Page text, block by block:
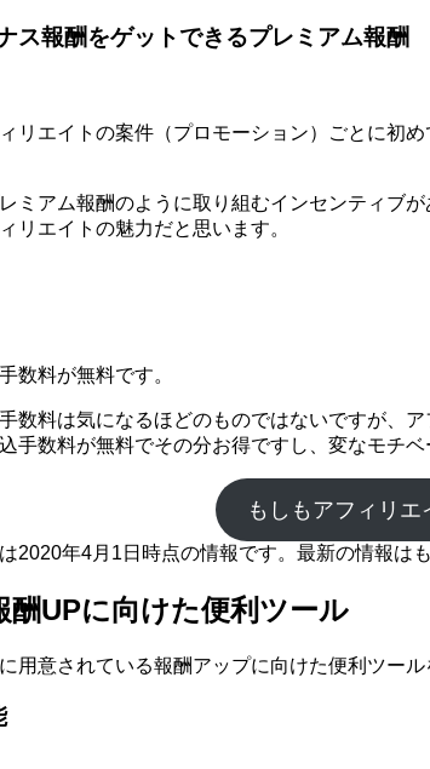
ス報酬をゲットできるプレミアム報酬
リエイトの案件（プロモーション）ごとに初
ミアム報酬のように取り組むインセンティブ
リエイトの魅力だと思います。
数料が無料です。
数料は気になるほどのものではないですが、
手数料が無料でその分お得ですし、変なモチ
もしもアフィリ
2020年4月1日時点の情報です。最新の情報は
UPに向けた便利ツール
用意されている報酬アップに向けた便利ツール